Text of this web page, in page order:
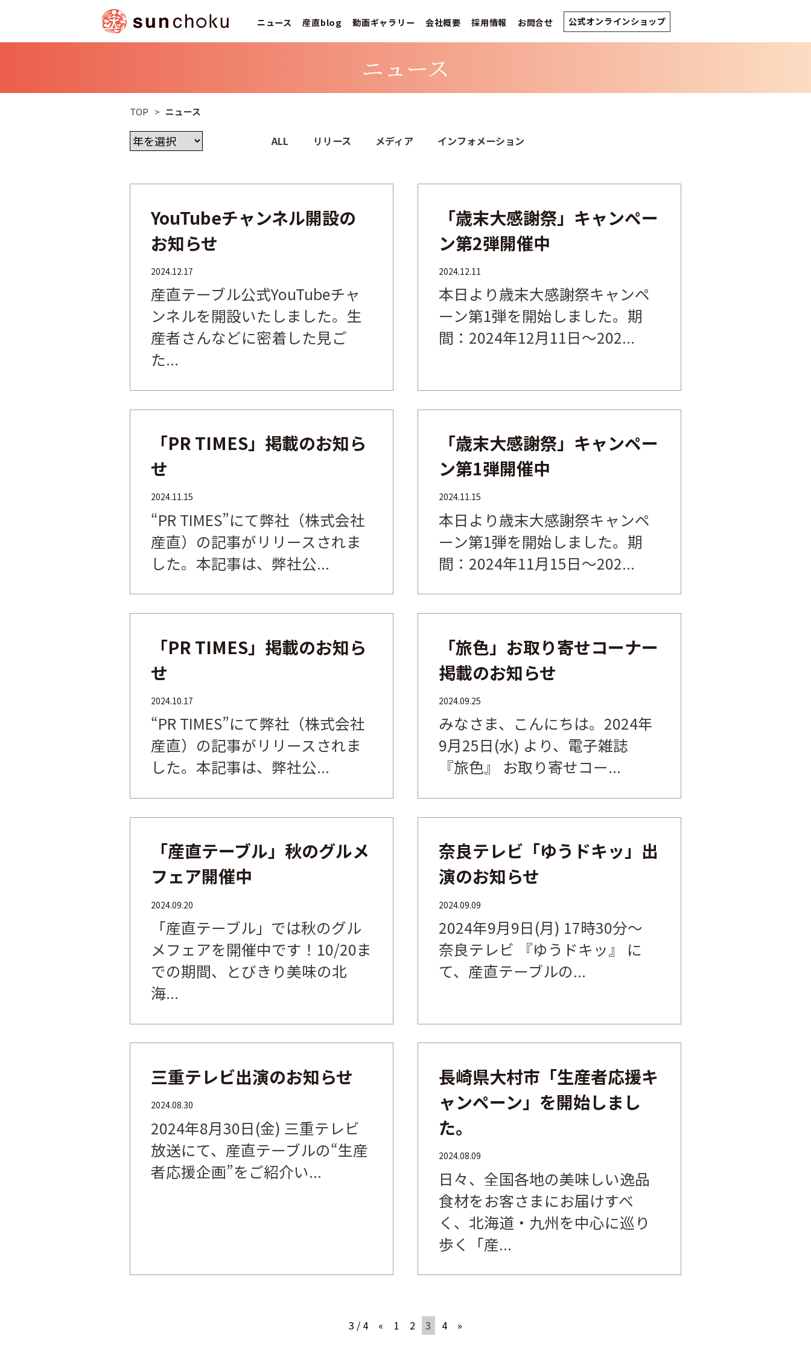
ニュース 産直blog 動画ギャラリー 会社概要 採用情報 お問合せ 公式オンラインショップ
ニュース
TOP > ニュース
ALL リリース メディア インフォメーション
YouTubeチャンネル開設の
お知らせ
2024.12.17
産直テーブル公式YouTubeチャ
ンネルを開設いたしました。生
産者さんなどに密着した見ご
た...
「歳末大感謝祭」キャンペー
ン第2弾開催中
2024.12.11
本日より歳末大感謝祭キャンペ
ーン第1弾を開始しました。期
間：2024年12月11日～202...
「PR TIMES」掲載のお知ら
せ
2024.11.15
“PR TIMES”にて弊社（株式会社
産直）の記事がリリースされま
した。本記事は、弊社公...
「歳末大感謝祭」キャンペー
ン第1弾開催中
2024.11.15
本日より歳末大感謝祭キャンペ
ーン第1弾を開始しました。期
間：2024年11月15日～202...
「PR TIMES」掲載のお知ら
せ
2024.10.17
“PR TIMES”にて弊社（株式会社
産直）の記事がリリースされま
した。本記事は、弊社公...
「旅色」お取り寄せコーナー
掲載のお知らせ
2024.09.25
みなさま、こんにちは。2024年
9月25日(水) より、電子雑誌
『旅色』 お取り寄せコー...
「産直テーブル」秋のグルメ
フェア開催中
2024.09.20
「産直テーブル」では秋のグル
メフェアを開催中です！10/20ま
での期間、とびきり美味の北
海...
奈良テレビ「ゆうドキッ」出
演のお知らせ
2024.09.09
2024年9月9日(月) 17時30分～
奈良テレビ 『ゆうドキッ』 に
て、産直テーブルの...
三重テレビ出演のお知らせ
2024.08.30
2024年8月30日(金) 三重テレビ
放送にて、産直テーブルの“生産
者応援企画”をご紹介い...
長崎県大村市「生産者応援キ
ャンペーン」を開始しまし
た。
2024.08.09
日々、全国各地の美味しい逸品
食材をお客さまにお届けすべ
く、北海道・九州を中心に巡り
歩く「産...
3 / 4 « 1 2 3 4 »